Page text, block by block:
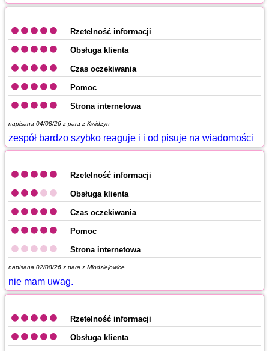
Rzetelność informacji
Obsługa klienta
Czas oczekiwania
Pomoc
Strona internetowa
napisana 04/08/26 z para z Kwidzyn
zespół bardzo szybko reaguje i i od pisuje na wiadomości
Rzetelność informacji
Obsługa klienta
Czas oczekiwania
Pomoc
Strona internetowa
napisana 02/08/26 z para z Młodziejowice
nie mam uwag.
Rzetelność informacji
Obsługa klienta